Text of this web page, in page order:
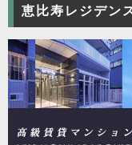
恵比寿レジデン